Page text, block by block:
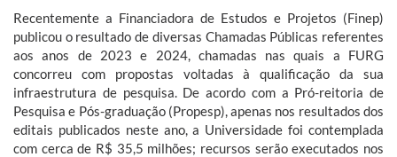
Recentemente a Financiadora de Estudos e Projetos (Finep)
publicou o resultado de diversas Chamadas Públicas referentes
aos anos de 2023 e 2024, chamadas nas quais a FURG
concorreu com propostas voltadas à qualificação da sua
infraestrutura de pesquisa. De acordo com a Pró-reitoria de
Pesquisa e Pós-graduação (Propesp), apenas nos resultados dos
editais publicados neste ano, a Universidade foi contemplada
com cerca de R$ 35,5 milhões; recursos serão executados nos